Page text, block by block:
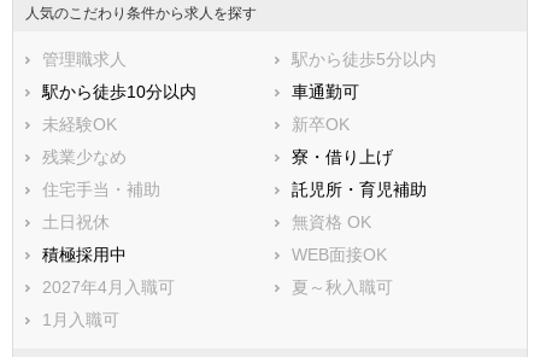
人気のこだわり条件から求人を探す
管理職求人
駅から徒歩5分以内
駅から徒歩10分以内
車通勤可
未経験OK
新卒OK
残業少なめ
寮・借り上げ
住宅手当・補助
託児所・育児補助
土日祝休
無資格 OK
積極採用中
WEB面接OK
2027年4月入職可
夏～秋入職可
1月入職可